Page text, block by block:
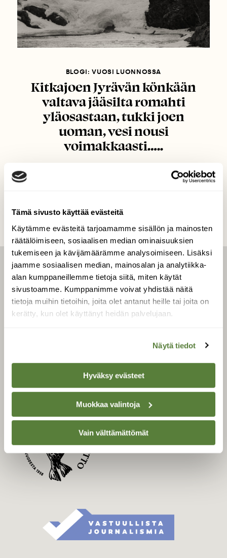
Tämä sivusto käyttää evästeitä
Käytämme evästeitä tarjoamamme sisällön ja mainosten
räätälöimiseen, sosiaalisen median ominaisuuksien
tukemiseen ja kävijämäärämme analysoimiseen. Lisäksi
jaamme sosiaalisen median, mainosalan ja analytiikka-
alan kumppaneillemme tietoja siitä, miten käytät
sivustoamme. Kumppanimme voivat yhdistää näitä
tietoja muihin tietoihin, joita olet antanut heille tai joita on
kerätty, kun olet käyttänyt heidän palvelujaan.
Näytä tiedot
Hyväksy evästeet
Muokkaa valintoja
Vain välttämättömät
BLOGI: VUOSI LUONNOSSA
Kitkajoen Jyrävän könkään
valtava jääsilta romahti
yläosastaan, tukki joen
uoman, vesi nousi
voimakkaasti…..
LEHTI
Uusin lehti
Tilaa Suomen Luonto
Tilaa digilukuoikeus
Tilaa uutiskirje
SUOJELU­LIITTO
kustantaja on
luonnonsuojelu­liitto.